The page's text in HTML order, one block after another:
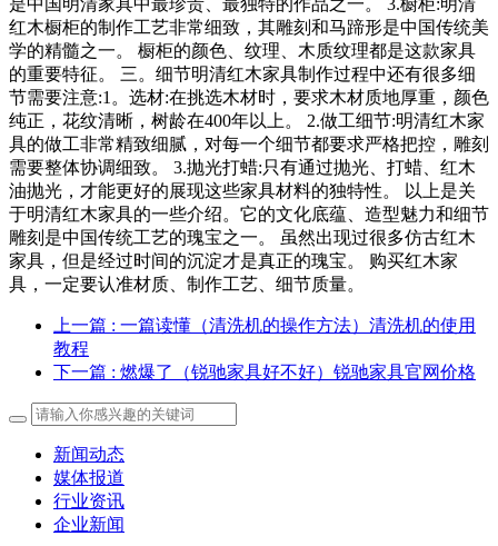
红木橱柜的制作工艺非常细致，其雕刻和马蹄形是中国传统美
学的精髓之一。 橱柜的颜色、纹理、木质纹理都是这款家具
的重要特征。 三。细节明清红木家具制作过程中还有很多细
节需要注意:1。选材:在挑选木材时，要求木材质地厚重，颜色
纯正，花纹清晰，树龄在400年以上。 2.做工细节:明清红木家
具的做工非常精致细腻，对每一个细节都要求严格把控，雕刻
需要整体协调细致。 3.抛光打蜡:只有通过抛光、打蜡、红木
油抛光，才能更好的展现这些家具材料的独特性。 以上是关
于明清红木家具的一些介绍。它的文化底蕴、造型魅力和细节
雕刻是中国传统工艺的瑰宝之一。 虽然出现过很多仿古红木
家具，但是经过时间的沉淀才是真正的瑰宝。 购买红木家
具，一定要认准材质、制作工艺、细节质量。
上一篇 : 一篇读懂（清洗机的操作方法）清洗机的使用
教程
下一篇 : 燃爆了（锐驰家具好不好）锐驰家具官网价格
新闻动态
媒体报道
行业资讯
企业新闻